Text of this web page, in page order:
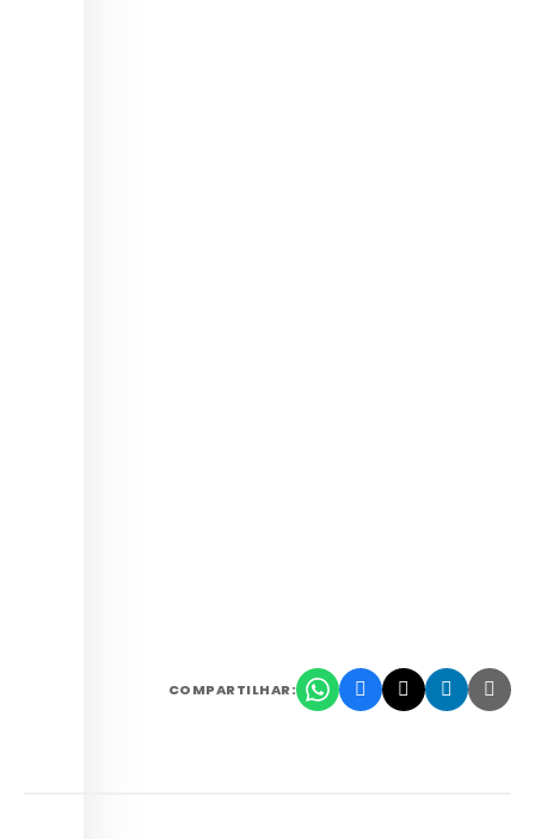
COMPARTILHAR: